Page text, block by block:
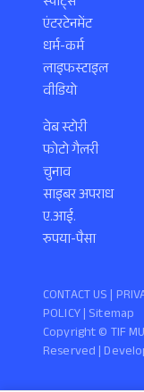
एंटरटेनमेंट
धर्म-कर्म
लाइफस्टाइल
वीडियो
वेब स्टोरी
फोटो गैलरी
चुनाव
साइबर अपराध
ए.आई.
रुपया-पैसा
Copyright ©️ TIF
Reserved |
CONTACT US |
POLICY| Sitemap